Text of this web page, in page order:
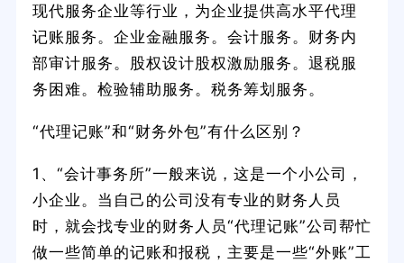
现代服务企业等行业，为企业提供高水平代理
记账服务。企业金融服务。会计服务。财务内
部审计服务。股权设计股权激励服务。退税服
务困难。检验辅助服务。税务筹划服务。
“代理记账”和“财务外包”有什么区别？
1、“会计事务所”一般来说，这是一个小公司，
小企业。当自己的公司没有专业的财务人员
时，就会找专业的财务人员“代理记账”公司帮忙
做一些简单的记账和报税，主要是一些“外账”工